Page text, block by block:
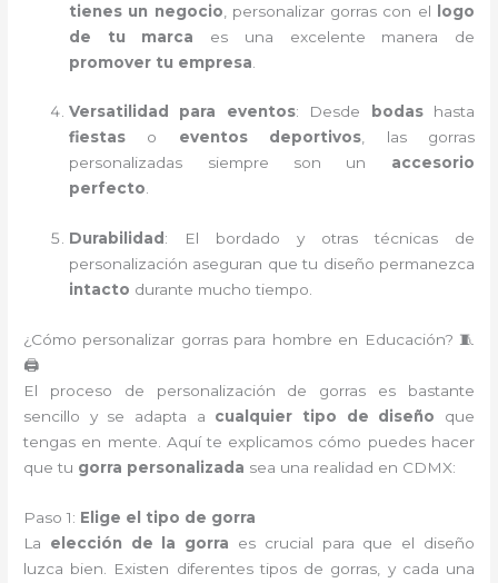
tienes un negocio , personalizar gorras con el logo
de tu marca es una excelente manera de
promover tu empresa
Versatilidad para eventos: Desde bodashasta
fiestas o eventos deportivos, las gorras
personalizadas siempre son un accesorio
perfecto.
Durabilidad : El bordado y otras técnicas de
personalización aseguran que tu diseño permanezca
intacto durante mucho tiempo.
¿Cómo personalizar gorras para hombre en Educación? 🧵
🖨️
El proceso de personalización de gorras es bastante
sencillo y se adapta a cualquier tipo de diseño que
tengas en mente. Aquí te explicamos cómo puedes hacer
que tu gorra personalizada sea una realidad en CDMX:
Paso 1: Elige el tipo de gorra
La elección de la gorra es crucial para que el diseño
luzca bien. Existen diferentes tipos de gorras, y cada una